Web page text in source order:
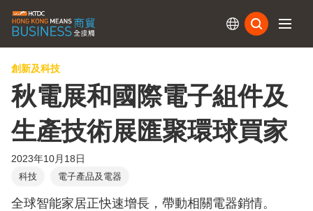
創新及科技
秋電展和國際電子組件及
生產技術展匯聚環球買家
2023年10月18日
科技 電子產品及電器
全球智能家居正快速增長，帶動相關電器銷情。